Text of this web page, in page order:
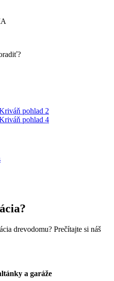
drevodomu? Prečítajte si náš
a garáže